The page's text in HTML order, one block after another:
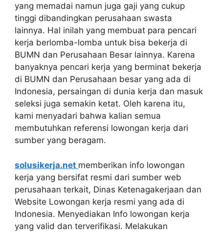
yang memadai namun juga gaji yang cukup
tinggi dibandingkan perusahaan swasta
lainnya. Hal inilah yang membuat para pencari
kerja berlomba-lomba untuk bisa bekerja di
BUMN dan Perusahaan Besar lainnya. Karena
banyaknya pencari kerja yang berminat bekerja
di BUMN dan Perusahaan besar yang ada di
Indonesia, persaingan di dunia kerja dan masuk
seleksi juga semakin ketat. Oleh karena itu,
kami menyadari bahwa kalian semua
membutuhkan referensi lowongan kerja dari
sumber yang beragam.
solusikerja.net memberikan info lowongan
kerja yang bersifat resmi dari sumber web
perusahaan terkait, Dinas Ketenagakerjaan dan
Website Lowongan kerja resmi yang ada di
Indonesia. Menyediakan Info lowongan kerja
yang valid dan terverifikasi. Melakukan